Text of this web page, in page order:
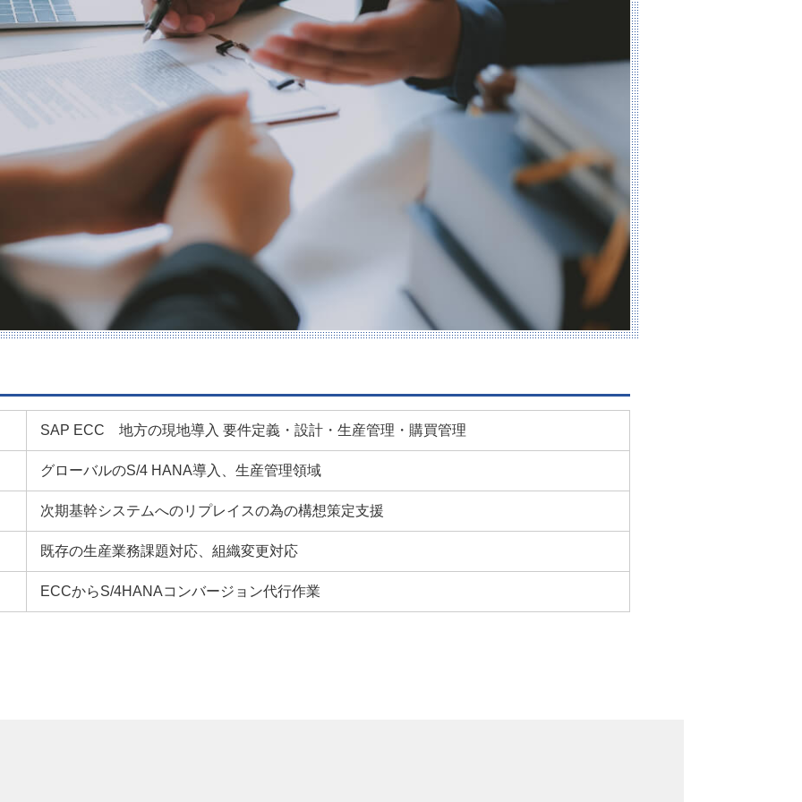
SAP ECC 地方の現地導入 要件定義・設計・生産管理・購買管理
グローバルのS/4 HANA導入、生産管理領域
次期基幹システムへのリプレイスの為の構想策定支援
既存の生産業務課題対応、組織変更対応
ECCからS/4HANAコンバージョン代行作業